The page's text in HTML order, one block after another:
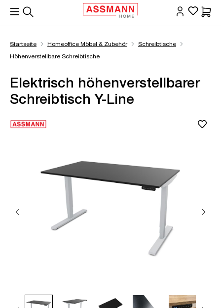
springen
Startseite Homeoffice Möbel & Zubehör
Schreibtische
Höhenverstellbare Schreibtische
Elektrisch höhenverstellbarer
Schreibtisch Y-Line